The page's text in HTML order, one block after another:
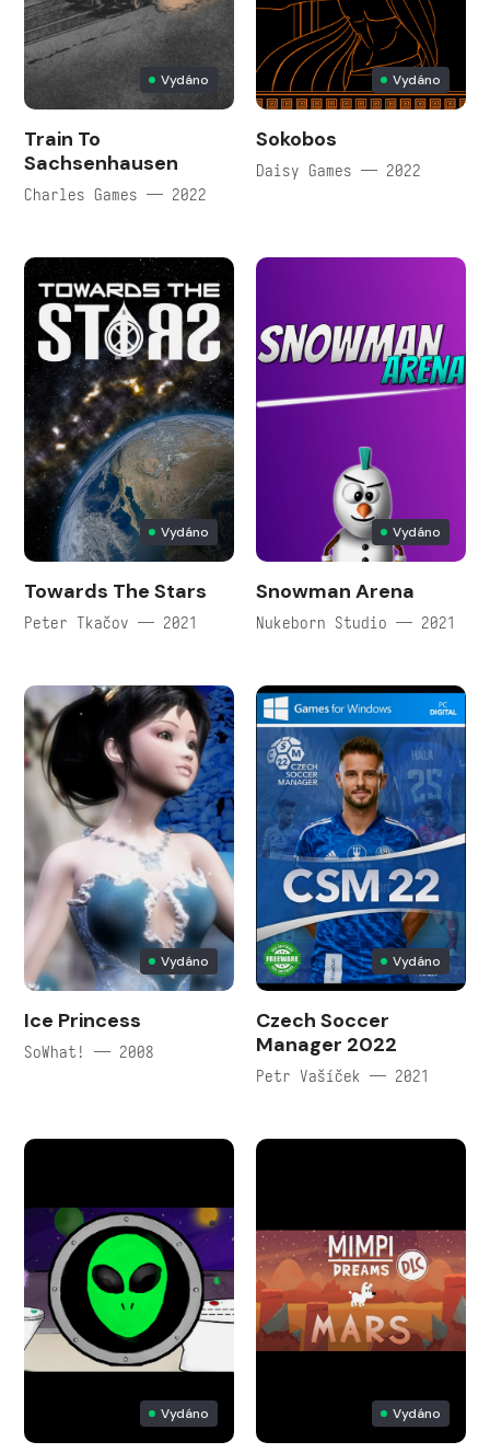
Vydáno
Train To
Sachsenhausen
Charles Games — 2022
Vydáno
Sokobos
Daisy Games — 2022
Vydáno
Towards The Stars
Peter Tkačov — 2021
Vydáno
Snowman Arena
Nukeborn Studio — 2021
Vydáno
Ice Princess
SoWhat! — 2008
Vydáno
Czech Soccer
Manager 2022
Petr Vašíček — 2021
Vydáno Vydáno